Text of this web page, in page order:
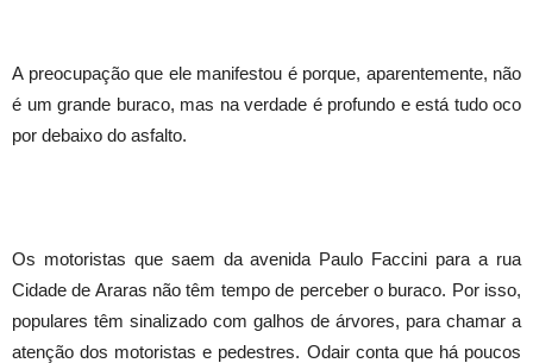
A preocupação que ele manifestou é porque, aparentemente, não
é um grande buraco, mas na verdade é profundo e está tudo oco
por debaixo do asfalto.
Os motoristas que saem da avenida Paulo Faccini para a rua
Cidade de Araras não têm tempo de perceber o buraco. Por isso,
populares têm sinalizado com galhos de árvores, para chamar a
atenção dos motoristas e pedestres. Odair conta que há poucos